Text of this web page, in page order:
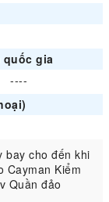
quốc gia
----
bay cho đến khi
Cayman Kiểm
Quần đảo